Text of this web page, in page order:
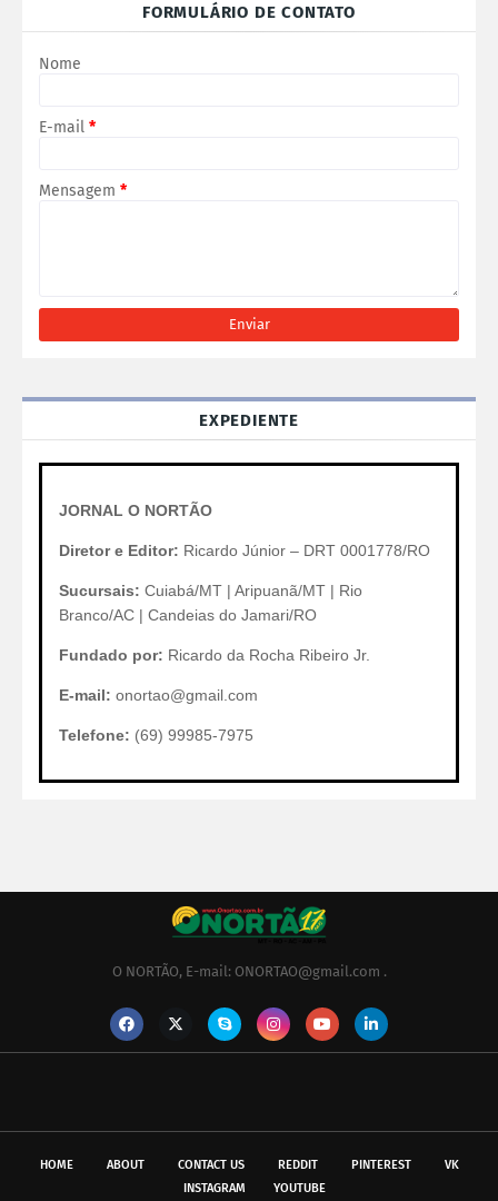
FORMULÁRIO DE CONTATO
Nome
E-mail *
Mensagem *
EXPEDIENTE
JORNAL O NORTÃO
Diretor e Editor: Ricardo Júnior – DRT 0001778/RO
Sucursais: Cuiabá/MT | Aripuanã/MT | Rio
Branco/AC | Candeias do Jamari/RO
Fundado por: Ricardo da Rocha Ribeiro Jr.
E-mail: onortao@gmail.com
Telefone: (69) 99985-7975
O NORTÃO, E-mail: ONORTAO@gmail.com .
HOME ABOUT CONTACT US REDDIT PINTEREST
VK
INSTAGRAM
YOUTUBE